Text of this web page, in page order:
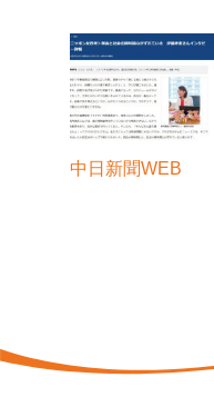
中日新聞WEB